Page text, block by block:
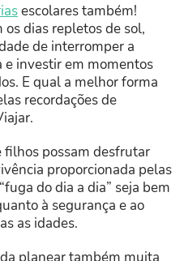
escolares também!
dias repletos de sol,
de interromper a
e investir em momentos
E qual a melhor forma
recordações de
filhos possam desfrutar
proporcionada pelas
do dia a dia” seja bem
à segurança e ao
as idades.
planear também muita